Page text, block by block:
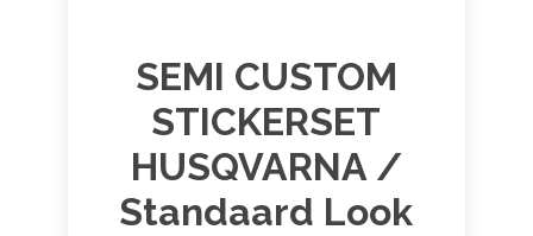
SEMI CUSTOM
STICKERSET
HUSQVARNA /
Standaard Look